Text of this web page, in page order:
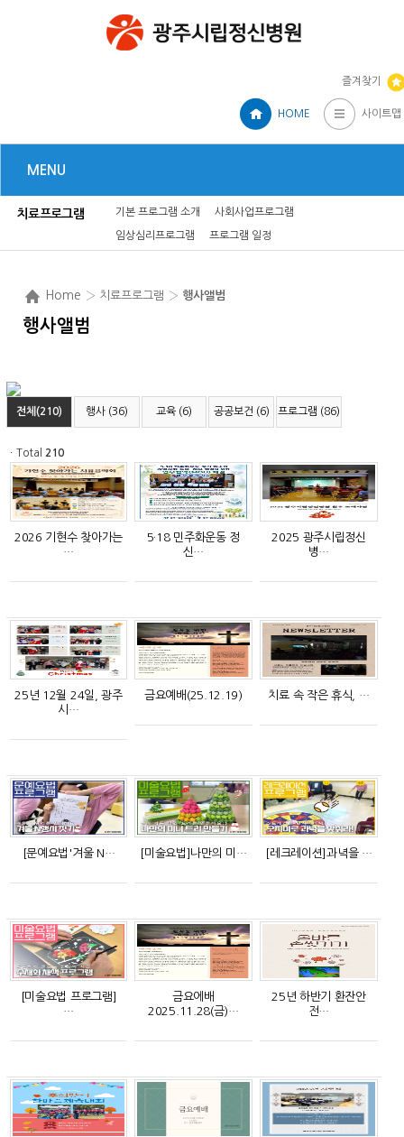
즐겨찾기
HOME 사이트맵
MENU
치료프로그램 기본 프로그램 소개 사회사업프로그램
임상심리프로그램 프로그램 일정
Home › 치료프로그램 › 행사앨범
행사앨범
전체(210) 행사 (36) 교육 (6) 공공보건 (6) 프로그램 (86)
ㆍTotal 210
2026 기현수 찾아가는
…
5·18 민주화운동 정
신…
2025 광주시립정신
병…
25년 12월 24일, 광주
시…
금요예배(25.12.19) 치료 속 작은 휴식, …
[문예요법'겨울 N… [미술요법]나만의 미… [레크레이션]과녁을 …
[미술요법 프로그램]
…
금요에배
2025.11.28(금)…
25년 하반기 환잔안
전…